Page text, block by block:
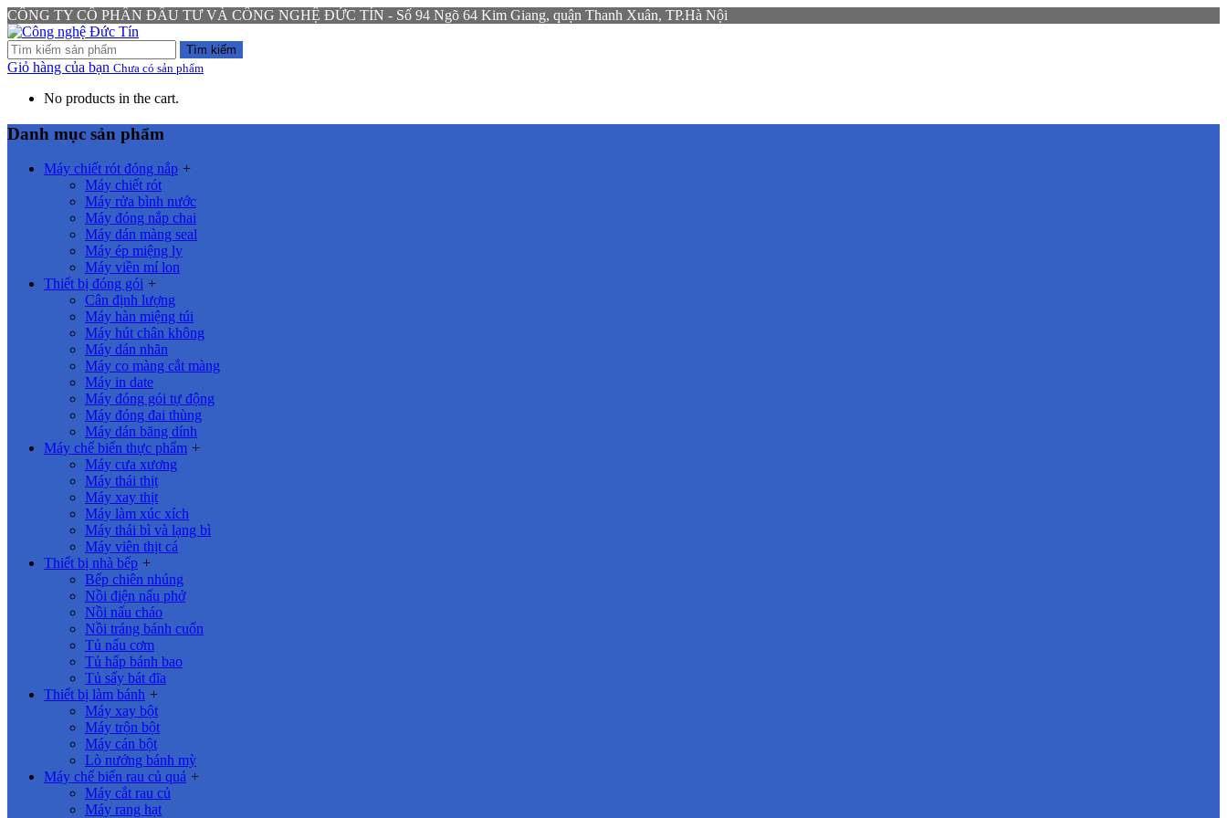
CÔNG TY CỔ PHẦN ĐẦU TƯ VÀ CÔNG NGHỆ ĐỨC TÍN - Số 94 Ngõ 64 Kim Giang, quận Thanh Xuân, TP.Hà Nội
Tìm kiếm
Giỏ hàng của bạn Chưa có sản phẩm
No products in the cart.
Danh mục sản phẩm
Máy chiết rót đóng nắp +
Máy chiết rót
Máy rửa bình nước
Máy đóng nắp chai
Máy dán màng seal
Máy ép miệng ly
Máy viền mí lon
Thiết bị đóng gói +
Cân định lượng
Máy hàn miệng túi
Máy hút chân không
Máy dán nhãn
Máy co màng cắt màng
Máy in date
Máy đóng gói tự động
Máy đóng đai thùng
Máy dán băng dính
Máy chế biến thực phẩm +
Máy cưa xương
Máy thái thịt
Máy xay thịt
Máy làm xúc xích
Máy thái bì và lạng bì
Máy viên thịt cá
Thiết bị nhà bếp +
Bếp chiên nhúng
Nồi điện nấu phở
Nồi nấu cháo
Nồi tráng bánh cuốn
Tủ nấu cơm
Tủ hấp bánh bao
Tủ sấy bát đĩa
Thiết bị làm bánh +
Máy xay bột
Máy trộn bột
Máy cán bột
Lò nướng bánh mỳ
Máy chế biến rau củ quả +
Máy cắt rau củ
Máy rang hạt